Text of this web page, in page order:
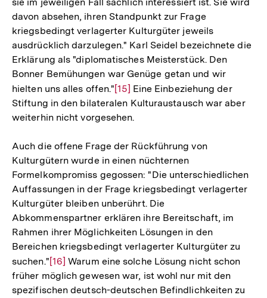
davon absehen, ihren Standpunkt zur Frage
kriegsbedingt verlagerter Kulturgüter jeweils
ausdrücklich darzulegen." Karl Seidel bezeichnete die
Erklärung als "diplomatisches Meisterstück. Den
Bonner Bemühungen war Genüge getan und wir
hielten uns alles offen." Zur
Auflösung
der
[15] Eine Einbeziehung der
Stiftung in den bilateralen Kulturaustausch war aber
weiterhin nicht vorgesehen.
Auch die offene Frage der Rückführung von
Kulturgütern wurde in einen nüchternen
Formelkompromiss gegossen: "Die unterschiedlichen
Auffassungen in der Frage kriegsbedingt verlagerter
Kulturgüter bleiben unberührt. Die
Abkommenspartner erklären ihre Bereitschaft, im
Rahmen ihrer Möglichkeiten Lösungen in den
Bereichen kriegsbedingt verlagerter Kulturgüter zu
suchen." Zur
Auflösung
der
[16] Warum eine solche Lösung nicht schon
früher möglich gewesen war, ist wohl nur mit den
spezifischen deutsch-deutschen Befindlichkeiten zu